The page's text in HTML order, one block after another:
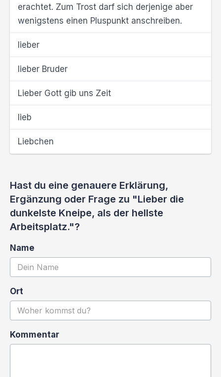
erachtet. Zum Trost darf sich derjenige aber
wenigstens einen Pluspunkt anschreiben.
lieber
lieber Bruder
Lieber Gott gib uns Zeit
lieb
Liebchen
Hast du eine genauere Erklärung,
Ergänzung oder Frage zu "Lieber die
dunkelste Kneipe, als der hellste
Arbeitsplatz."?
Name
Ort
Kommentar